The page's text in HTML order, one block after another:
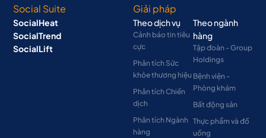
Social Suite
SocialHeat
SocialTrend
SocialLift
Giải pháp
Theo dịch vụ
Cảnh báo tin tiêu
cực
Phân tích Sức
khỏe thương hiệu
Phân tích Chiến
dịch
Phân tích Ngành
hàng
Theo ngành
hàng
Tập đoàn - Group
Holdings
Bệnh viện -
Phòng khám
Bất động sản
Thực phẩm và đồ
uống